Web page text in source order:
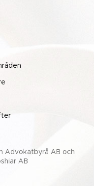
Advokatbyrå AB och
AB